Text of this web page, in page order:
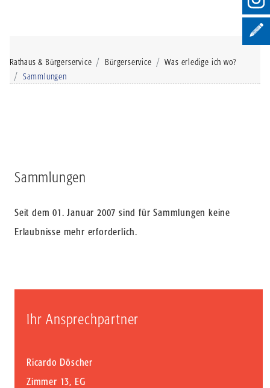
Rathaus & Bürgerservice Bürgerservice
Was erledige ich wo?
Sammlungen
Sammlungen
Seit dem 01. Januar 2007 sind für Sammlungen keine
Erlaubnisse mehr erforderlich.
Ihr Ansprechpartner
Ricardo Döscher
Zimmer 13, EG